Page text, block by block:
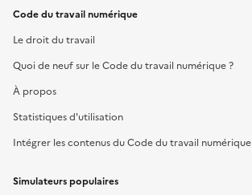
Code du travail numérique
Le droit du travail
Quoi de neuf sur le Code du travail numérique ?
À propos
Statistiques d'utilisation
Intégrer les contenus du Code du travail numérique
Simulateurs populaires